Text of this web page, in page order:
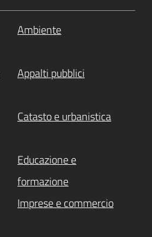
Ambiente
Appalti pubblici
Catasto e urbanistica
Educazione e
formazione
Imprese e commercio